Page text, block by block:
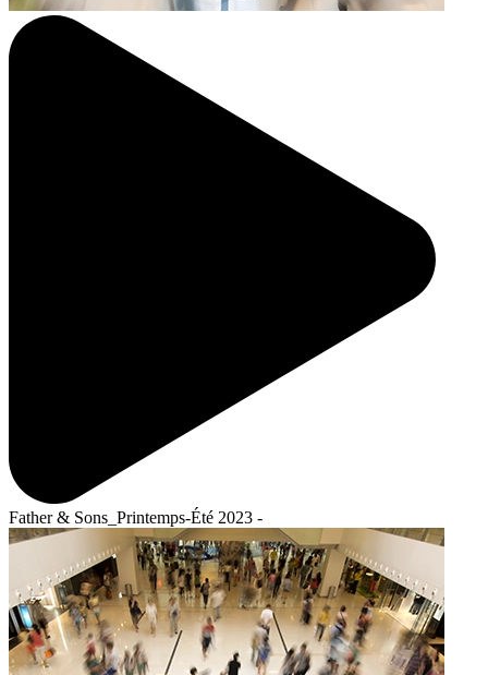
Father & Sons_Printemps-Été 2023 -